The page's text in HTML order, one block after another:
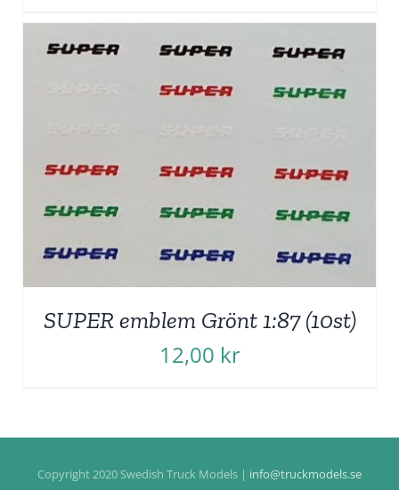
SUPER emblem Grönt 1:87 (10st)
12,00 kr
Copyright 2020 Swedish Truck Models | info@truckmodels.se